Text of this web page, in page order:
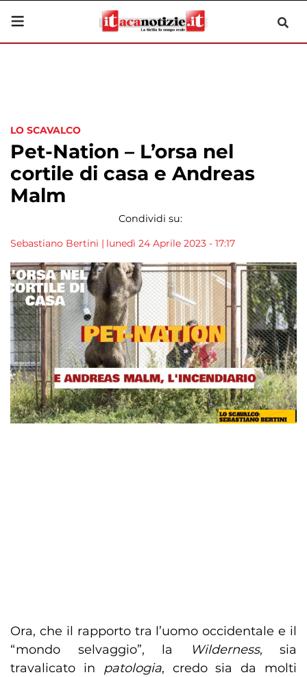
LO SCAVALCO
Pet-Nation – L’orsa nel
cortile di casa e Andreas
Malm
Condividi su:
Sebastiano Bertini | lunedì 24 Aprile 2023 - 17:17
Ora, che il rapporto tra l’uomo occidentale e il
“mondo selvaggio”, la
Wilderness, sia
travalicato in patologia, credo sia da molti